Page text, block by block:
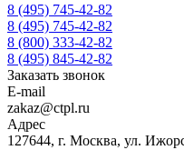
8 (495) 745-42-82
8 (495) 745-42-82
8 (800) 333-42-82
8 (495) 845-42-82
Заказать звонок
E-mail
zakaz@ctpl.ru
Адрес
127644, г. Москва, ул.